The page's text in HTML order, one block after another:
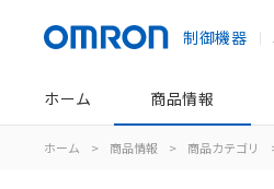
制御機器
ホーム 商品情報
ホーム > 商品情報 > 商品カテゴリ